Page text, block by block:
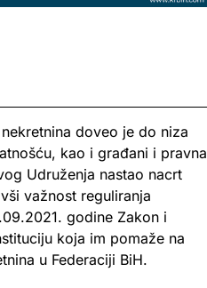
doveo je do niza
kao i građani i pravna
Udruženja nastao nacrt
važnost reguliranja
godine Zakon i
koja im pomaže na
u Federaciji BiH.